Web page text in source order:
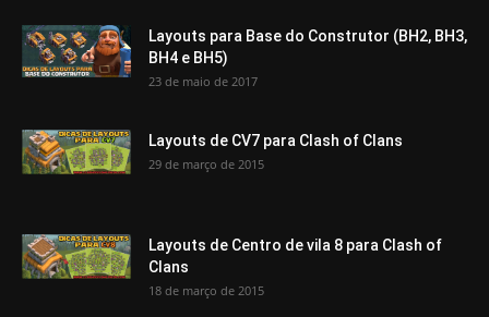
Layouts para Base do Construtor (BH2, BH3,
BH4 e BH5)
23 de maio de 2017
Layouts de CV7 para Clash of Clans
29 de março de 2015
Layouts de Centro de vila 8 para Clash of
Clans
18 de março de 2015